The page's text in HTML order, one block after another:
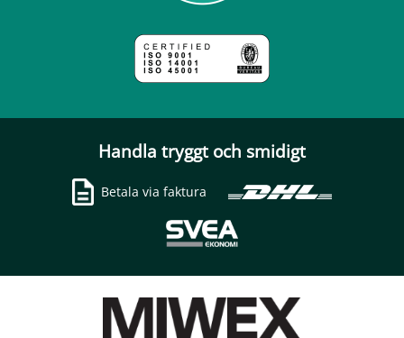
Handla tryggt och smidigt
Betala via faktura